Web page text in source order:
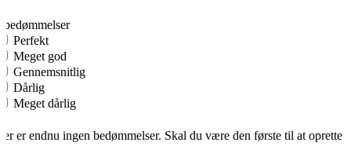
bedømmelser
Perfekt
Meget god
Gennemsnitlig
Dårlig
Meget dårlig
er endnu ingen bedømmelser. Skal du være den første til at oprette